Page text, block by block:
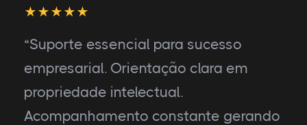
“Suporte essencial para sucesso
empresarial. Orientação clara em
propriedade intelectual.
Acompanhamento constante gerando